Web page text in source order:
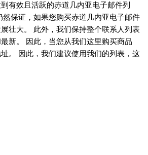
有效且活跃的赤道几内亚电子邮件列
保证，如果您购买赤道几内亚电子邮件
壮大。 此外，我们保持整个联系人列表
新。 因此，当您从我们这里购买商品
。 因此，我们建议使用我们的列表，这